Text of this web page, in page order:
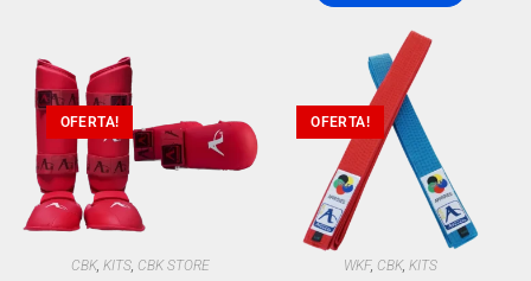
OFERTA!
CBK, KITS, CBK STORE
OFERTA!
WKF, CBK,KITS